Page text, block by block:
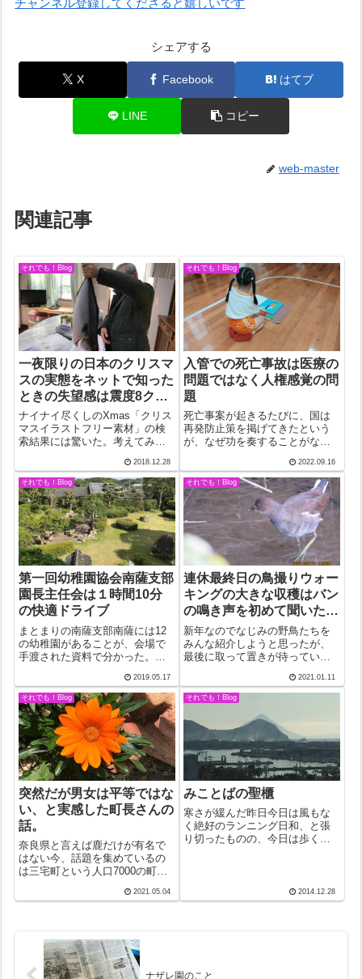
チャンネル登録してくださると嬉しいです
シェアする
X Facebook はてブ
LINE コピー
web-master
関連記事
それでも！Blog
一夜限りの日本のクリスマ
スの実態をネットで知った
ときの失望感は震度8クラ
ス
ナイナイ尽くしのXmas「クリス
マスイラストフリー素材」の検
索結果には驚いた。考えてみる
なるのかもしれないが、数百と
いうイラストの中で、クリスマ
スカードで目にする馬小屋は皆
無。もちろん、飼い葉おけの幼
子もゼロ。名...
2018.12.28
それでも！Blog
入管での死亡事故は医療の
問題ではなく人権感覚の問
題
死亡事案が起きるたびに、国は
再発防止策を掲げてきたという
が、なぜ功を奏することがない
ので医者の確保が難しい。だか
ら、十分な医療体制を整えるこ
とが出来ないのだという。それ
は違うだろうと言いたい。そも
そも、アジアの人...
2022.09.16
それでも！Blog
第一回幼稚園協会南薩支部
園長主任会は１時間10分
の快適ドライブ
まとまりの南薩支部南薩には12
の幼稚園があることが、会場で
手渡された資料で分かった。資
ことがる。幼稚園の規模だ。会
費納入の明細が記されていたか
らだ。会費は、園児一人当たり
で算出しているらしかった。デ
ータによると一...
2019.05.17
それでも！Blog
連休最終日の鳥撮りウォー
キングの大きな収穫はバン
の鳴き声を初めて聞いたこ
と
新年なのでなじみの野鳥たちを
みんな紹介しようと思ったが、
最後に取って置きが待ってい
介したい。バンのメスだが久し
ぶりにしっかり撮れたのでそれ
き声をとれたのが何よりも嬉し
かった。まず目の前...
2021.01.11
それでも！Blog
突然だが男女は平等ではな
い、と実感した町長さんの
話。
奈良県と言えば鹿だけが有名で
はない今、話題を集めているの
は三宅町という人口7000の町の
育て支援を掲げているんだか
の「無期限の...
2021.05.04
それでも！Blog
みことばの聖櫃
寒さが緩んだ昨日今日は風もな
く絶好のランニング日和、と張
り切ったものの、今日は歩くこ
く1時間20分と良好。とはいって
も、先ずは5分短縮が目標。で、
2014.12.28
ナザレ園のこと